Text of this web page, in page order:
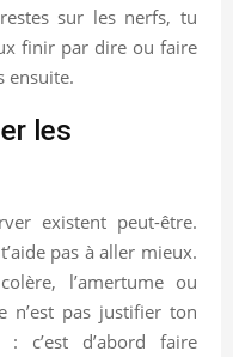
sur les nerfs, tu
finir par dire ou faire
ensuite.
les
existent peut-être.
pas à aller mieux.
l’amertume ou
n’est pas justifier ton
c’est d’abord faire